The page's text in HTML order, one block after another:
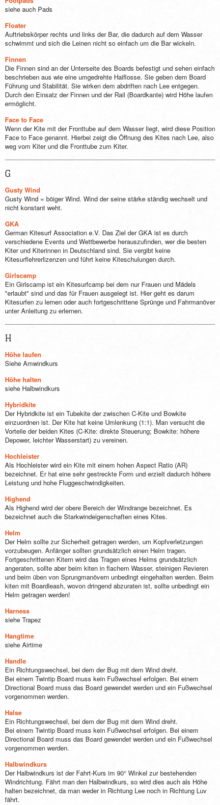
siehe auch Pads
Floater
Auftriebskörper rechts und links der Bar, die dadurch auf dem Wasser
schwimmt und sich die Leinen nicht so einfach um die Bar wickeln.
Finnen
Die Finnen sind an der Unterseite des Boards befestigt und sehen einfach
beschrieben aus wie eine umgedrehte Haiflosse. Sie geben dem Board
Führung und Stabilität. Sie wirken dem abdriften nach Lee entgegen.
Durch den Einsatz der Finnen und der Rail (Boardkante) wird Höhe laufen
ermöglicht.
Face to Face
Wenn der Kite mit der Fronttube auf dem Wasser liegt, wird diese Position
Face to Face genannt. Hierbei zeigt die Öffnung des Kites nach Lee, also
weg vom Kiter und die Fronttube zum Kiter.
G
Gusty Wind
Gusty Wind = böiger Wind. Wind der seine stärke ständig wechselt und
nicht konstant weht.
GKA
German Kitesurf Association e.V. Das Ziel der GKA ist es durch
verschiedene Events und Wettbewerbe herauszufinden, wer die besten
Kiter und Kiterinnen in Deutschland sind. Sie vergibt keine
Kitesurflehrerlizenzen und führt keine Kiteschulungen durch.
Girlscamp
Ein Girlscamp ist ein Kitesurfcamp bei dem nur Frauen und Mädels
"erlaubt" sind und das für Frauen ausgelegt ist. Hier geht es darum
Kitesurfen zu lernen oder auch fortgeschrittene Sprünge und Fahrmanöver
unter Anleitung zu erlernen.
H
Höhe laufen
Siehe Amwindkurs
Höhe halten
siehe Halbwindkurs
Hybridkite
Der Hybridkite ist ein Tubekite der zwischen C-Kite und Bowkite
einzuordnen ist. Der Kite hat keine Umlenkung (1:1). Man versucht die
Vorteile der beiden Kites (C-Kite: direkte Steuerung; Bowkite: höhere
Depower, leichter Wasserstart) zu vereinen.
Hochleister
Als Hochleister wird ein Kite mit einem hohen Aspect Ratio (AR)
bezeichnet. Er hat eine sehr gestreckte Form und erzielt dadurch höhere
Leistung und hohe Fluggeschwindigkeiten.
Highend
Als Highend wird der obere Bereich der Windrange bezeichnet. Es
bezeichnet auch die Starkwindeigenschaften eines Kites.
Helm
Der Helm sollte zur Sicherheit getragen werden, um Kopfverletzungen
vorzubeugen. Anfänger sollten grundsätzlich einen Helm tragen.
Fortgeschrittenen Kitern wird das Tragen eines Helms grundsätzlich
angeraten, sollte aber beim kiten in flachem Wasser, steinigen Revieren
und beim üben von Sprungmanövern unbedingt eingehalten werden. Beim
kiten mit Boardleash, wovon dringend abzuraten ist, sollte unbedingt ein
Helm getragen werden!
Harness
siehe Trapez
Hangtime
siehe Airtime
Handle
Ein Richtungswechsel, bei dem der Bug mit dem Wind dreht.
Bei einem Twintip Board muss kein Fußwechsel erfolgen. Bei einem
Directional Board muss das Board gewendet werden und ein Fußwechsel
vorgenommen werden.
Halse
Ein Richtungswechsel, bei dem der Bug mit dem Wind dreht.
Bei einem Twintip Board muss kein Fußwechsel erfolgen. Bei einem
Directional Board muss das Board gewendet werden und ein Fußwechsel
vorgenommen werden.
Halbwindkurs
Der Halbwindkurs ist der Fahrt-Kurs im 90° Winkel zur bestehenden
Windrichtung. Fährt man den Halbwindkurs, so wird dies auch als Höhe
halten bezeichnet, da man weder in Richtung Lee noch in Richtung Luv
fährt.